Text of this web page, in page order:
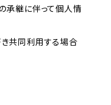
承継に伴って個人情
き共同利用する場合